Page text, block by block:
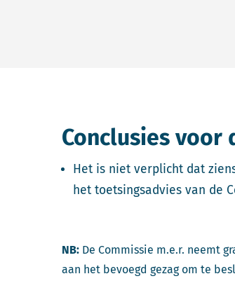
Conclusies
Het is niet verplicht dat
het toetsingsadvies van de
NB: De Commissie m.e.r. neemt
aan het bevoegd gezag om te